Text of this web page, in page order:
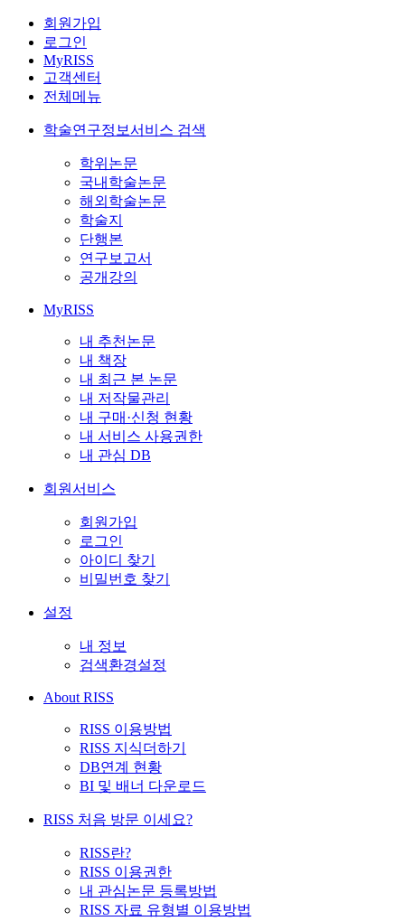
회원가입
로그인
MyRISS
고객센터
전체메뉴
학술연구정보서비스 검색
학위논문
국내학술논문
해외학술논문
학술지
단행본
연구보고서
공개강의
MyRISS
내 추천논문
내 책장
내 최근 본 논문
내 저작물관리
내 구매·신청 현황
내 서비스 사용권한
내 관심 DB
회원서비스
회원가입
로그인
아이디 찾기
비밀번호 찾기
설정
내 정보
검색환경설정
About RISS
RISS 이용방법
RISS 지식더하기
DB연계 현황
BI 및 배너 다운로드
RISS 처음 방문 이세요?
RISS란?
RISS 이용권한
내 관심논문 등록방법
RISS 자료 유형별 이용방법